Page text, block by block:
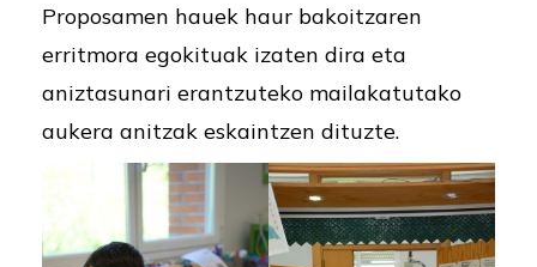
Proposamen hauek haur bakoitzaren
erritmora egokituak izaten dira eta
aniztasunari erantzuteko mailakatutako
aukera anitzak eskaintzen dituzte.